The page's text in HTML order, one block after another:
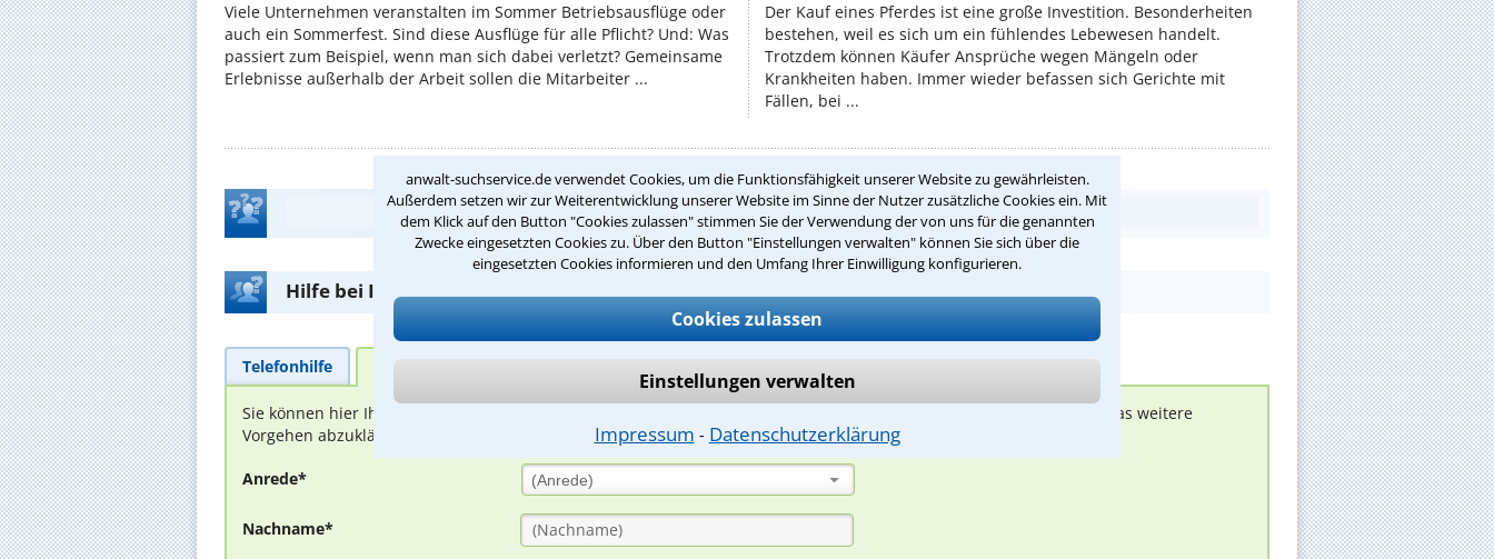
anwalt-suchservice.de verwendet Cookies, um die Funktionsfähigkeit unserer Website zu gewährleisten.
Außerdem setzen wir zur Weiterentwicklung unserer Website im Sinne der Nutzer zusätzliche Cookies ein. Mit
dem Klick auf den Button "Cookies zulassen" stimmen Sie der Verwendung der von uns für die genannten
Zwecke eingesetzten Cookies zu. Über den Button "Einstellungen verwalten" können Sie sich über die
eingesetzten Cookies informieren und den Umfang Ihrer Einwilligung konfigurieren.
Cookies zulassen
Einstellungen verwalten
Impressum ⁃ Datenschutzerklärung
Viele Unternehmen veranstalten im Sommer Betriebsausflüge oder
auch ein Sommerfest. Sind diese Ausflüge für alle Pflicht? Und: Was
passiert zum Beispiel, wenn man sich dabei verletzt? Gemeinsame
Erlebnisse außerhalb der Arbeit sollen die Mitarbeiter ...
Der Kauf eines Pferdes ist eine große Investition. Besonderheiten
bestehen, weil es sich um ein fühlendes Lebewesen handelt.
Trotzdem können Käufer Ansprüche wegen Mängeln oder
Krankheiten haben. Immer wieder befassen sich Gerichte mit
Fällen, bei ...
Teste Dein Rechtswissen
Hilfe bei Ihrer Anwaltsuche?
Telefonhilfe Beratungsanfrage
Sie können hier Ihren Fall schildern. Anschließend werden sich spezialisierte Rechtsanwälte bei Ihnen melden, um das weitere
Vorgehen abzuklären. Die Rückmeldung durch einen Anwalt ist für Sie kostenlos.
Anrede* (Anrede)
Nachname*